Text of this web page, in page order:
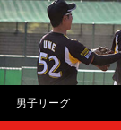
男子リーグ